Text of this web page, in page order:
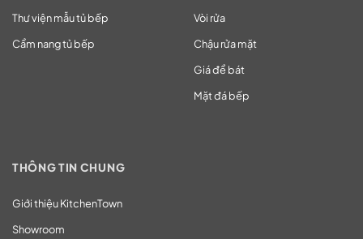
Thư viện mẫu tủ bếp
Cẩm nang tủ bếp
Vòi rửa
Chậu rửa mặt
Giá để bát
Mặt đá bếp
THÔNG TIN CHUNG
Giới thiệu KitchenTown
Showroom